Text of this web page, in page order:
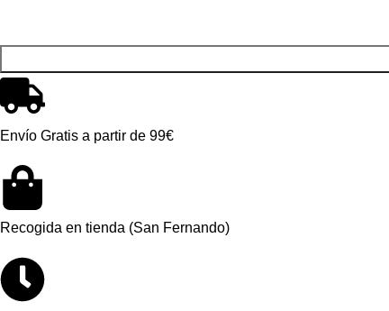
Envío Gratis a partir de 99€
Recogida en tienda (San Fernando)